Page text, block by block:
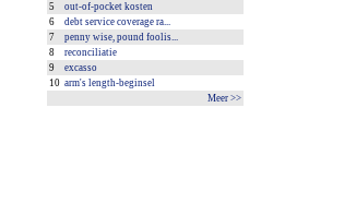
5
out-of-pocket kosten
6
debt service coverage ra...
7
penny wise, pound foolis...
8
reconciliatie
9
excasso
10 arm's length-beginsel
Meer >>